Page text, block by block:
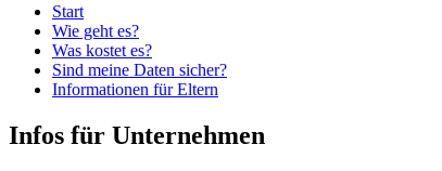
Start
Wie geht es?
Was kostet es?
Sind meine Daten sicher?
Informationen für Eltern
Infos für Unternehmen